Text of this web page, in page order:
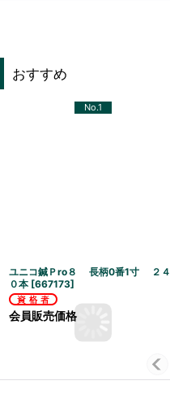
おすすめ
No.1
ユニコ鍼Ｐro８ 長柄0番1寸 ２４
０本 [667173]
会員販売価格